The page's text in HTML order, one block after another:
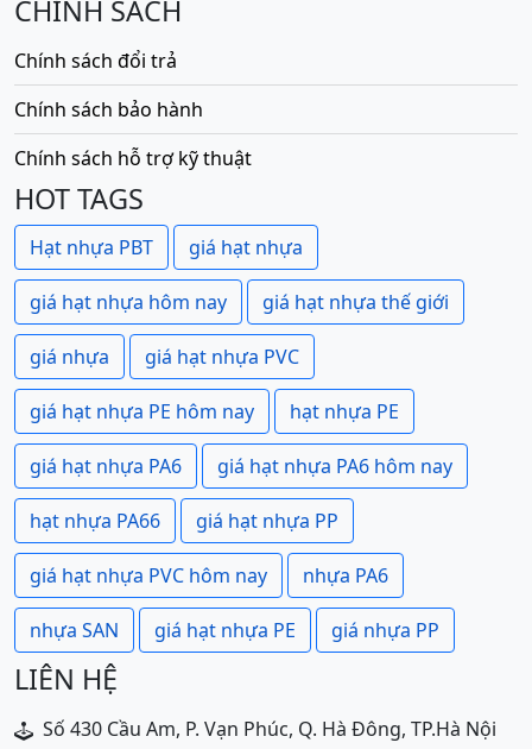
CHÍNH SÁCH
Chính sách đổi trả
Chính sách bảo hành
Chính sách hỗ trợ kỹ thuật
HOT TAGS
Hạt nhựa PBT giá hạt nhựa
giá hạt nhựa hôm nay giá hạt nhựa thế giới
giá nhựa giá hạt nhựa PVC
giá hạt nhựa PE hôm nay hạt nhựa PE
giá hạt nhựa PA6 giá hạt nhựa PA6 hôm nay
hạt nhựa PA66 giá hạt nhựa PP
giá hạt nhựa PVC hôm nay nhựa PA6
nhựa SAN giá hạt nhựa PE giá nhựa PP
LIÊN HỆ
Số 430 Cầu Am, P. Vạn Phúc, Q. Hà Đông, TP.Hà Nội